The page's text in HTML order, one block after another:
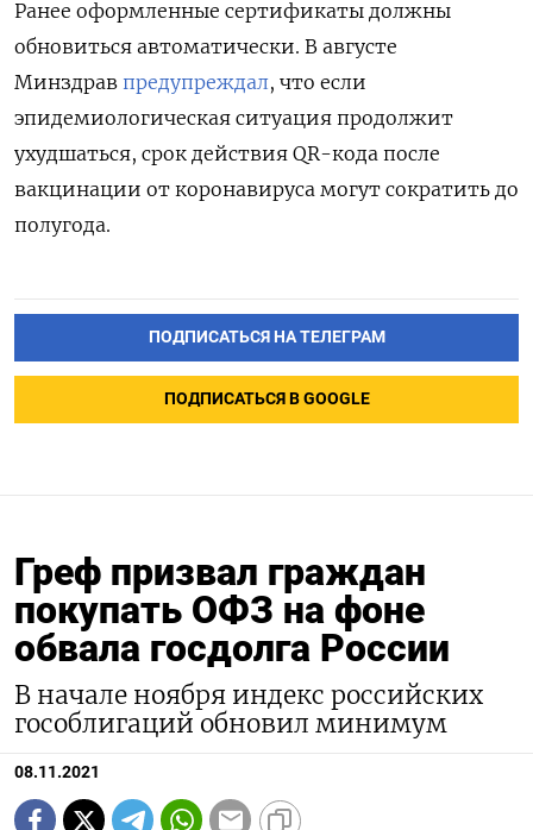
Ранее оформленные сертификаты должны
обновиться автоматически. В августе
Минздрав предупреждал, что если
эпидемиологическая ситуация продолжит
ухудшаться, срок действия QR-кода после
вакцинации от коронавируса могут сократить до
полугода.
ПОДПИСАТЬСЯ НА ТЕЛЕГРАМ
ПОДПИСАТЬСЯ В GOOGLE
Греф призвал граждан
покупать ОФЗ на фоне
обвала госдолга России
В начале ноября индекс российских
гособлигаций обновил минимум
08.11.2021